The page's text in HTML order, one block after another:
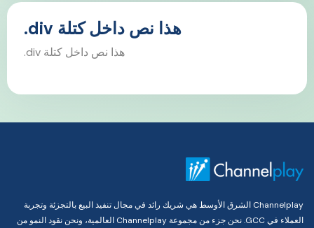
هذا نص داخل كتلة div.
هذا نص داخل كتلة div.
Channelplay الشرق الأوسط هي شريك رائد في مجال تنفيذ البيع بالتجزئة وتجربة
العملاء في GCC. نحن جزء من مجموعة Channelplay العالمية، ونحن نقود النمو من